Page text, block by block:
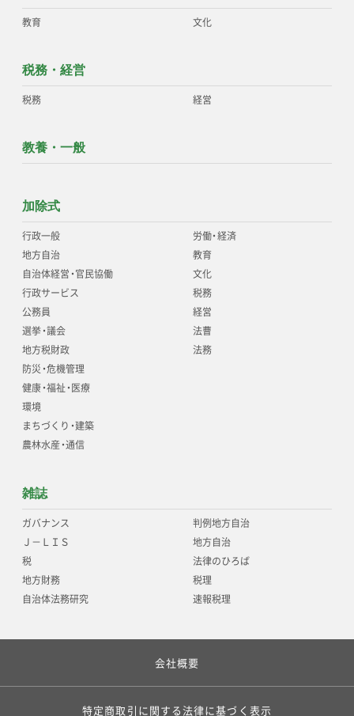
教育 文化
税務・経営
税務 経営
教養・一般
加除式
行政一般
地方自治
自治体経営・官民協働
行政サービス
公務員
選挙・議会
地方税財政
防災・危機管理
健康・福祉・医療
環境
まちづくり・建築
農林水産・通信
労働・経済
教育
文化
税務
経営
法曹
法務
雑誌
ガバナンス
Ｊ－ＬＩＳ
税
地方財務
自治体法務研究
判例地方自治
地方自治
法律のひろば
税理
速報税理
会社概要
特定商取引に関する法律に基づく表示